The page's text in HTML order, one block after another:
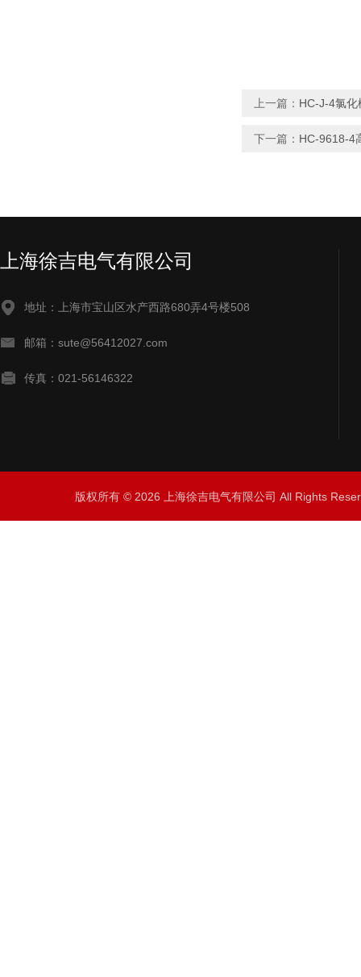
上一篇： HC-J-4氯化
下一篇： HC-9618-4
上海徐吉电气有限公司
地址：上海市宝山区水产西路680弄4号楼508
邮箱：sute@56412027.com
传真：021-56146322
版权所有 © 2026 上海徐吉电气有限公司 All Rights